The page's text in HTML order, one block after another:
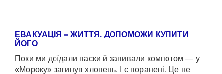
ЕВАКУАЦІЯ = ЖИТТЯ. ДОПОМОЖИ КУПИТИ
ЙОГО
Поки ми доїдали паски й запивали компотом — у
«Мороку» загинув хлопець. І є поранені. Це не